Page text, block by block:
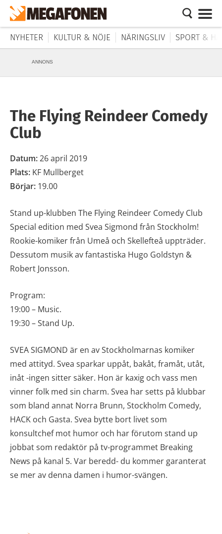
NYHETER KULTUR & NÖJE NÄRINGSLIV SPORT &
ANNONS
The Flying Reindeer Comedy
Club
Datum:26 april 2019
Plats: KF Mullberget
Börjar: 19.00
Stand up-klubben The Flying Reindeer Comedy Club
Special edition med Svea Sigmond från Stockholm!
Rookie-komiker från Umeå och Skellefteå uppträder.
Dessutom musik av fantastiska Hugo Goldstyn &
Robert Jonsson.
Program:
19:00 – Music.
19:30 – Stand Up.
SVEA SIGMOND är en av Stockholmarnas komiker
med attityd. Svea sparkar uppåt, bakåt, framåt, utåt,
inåt -ingen sitter säker. Hon är kaxig och vass men
vinner folk med sin charm. Svea har setts på klubbar
som bland annat Norra Brunn, Stockholm Comedy,
HACK och Gasta. Svea bytte bort livet som
konsultchef mot humor och har förutom stand up
jobbat som redaktör på tv-programmet Breaking
News på kanal 5. Var beredd- du kommer garanterat
se mer av denna damen i humor-svängen.